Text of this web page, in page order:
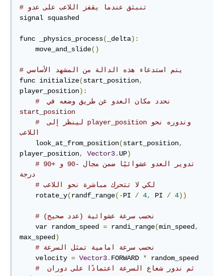
# تنبثق عندما يقفز اللاعب على عدو
signal squashed
func _physics_process( _delta):
    move_and_slide
()
# يتم استدعاء هذه الدالة من المشهد الأساسي
func initialize(start_position,
player_position):
# نحدد مكان العدو عن طريق وضعه في‫
start_position
# وندوره نحو‫ player_position لينظر إلى
اللاعب
    look_at_from_position
(start_position,
player_position, Vector3. UP)
#تدوير العدو عشوائيًا ضمن مجال -90 و +90
# لكي لا تتحرك مباشرة نحو اللاعب
    rotate_y
(randf_range(-PI / 4, PI / 4))
# نحسب سرعة عشوائية ‫(عدد صحيح)
    var random_speed
= randi_range(min_speed,
max_speed)
# نحسب سرعة امامية تمثل السرعة
    velocity
= Vector3. FORWARD * random_speed
# ‫ثم ندور شعاع السرعة اعتمادًا على دوران